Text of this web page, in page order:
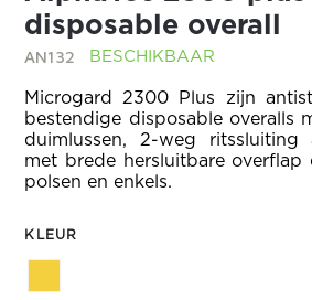
disposable overall
AN132 BESCHIKBAAR
Microgard 2300 Plus zijn
bestendige disposable overalls
duimlussen, 2-weg
met brede hersluitbare overflap
polsen en enkels.
KLEUR